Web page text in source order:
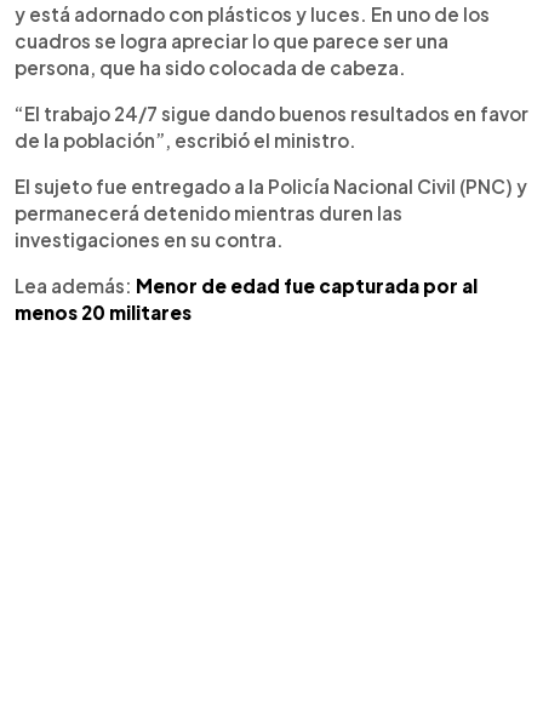
y está adornado con plásticos y luces. En uno de los
cuadros se logra apreciar lo que parece ser una
persona, que ha sido colocada de cabeza.
“El trabajo 24/7 sigue dando buenos resultados en favor
de la población”, escribió el ministro.
El sujeto fue entregado a la Policía Nacional Civil (PNC) y
permanecerá detenido mientras duren las
investigaciones en su contra.
Lea además: Menor de edad fue capturada por al
menos 20 militares